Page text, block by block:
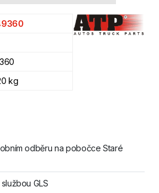
kg
odběru na pobočce Staré
GLS